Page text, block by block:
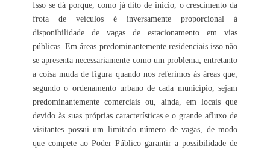
Isso se dá porque, como já dito de início, o crescimento da
frota de veículos é inversamente proporcional à
disponibilidade de vagas de estacionamento em vias
públicas. Em áreas predominantemente residenciais isso não
se apresenta necessariamente como um problema; entretanto
a coisa muda de figura quando nos referimos às áreas que,
segundo o ordenamento urbano de cada município, sejam
predominantemente comerciais ou, ainda, em locais que
devido às suas próprias características e o grande afluxo de
visitantes possui um limitado número de vagas, de modo
que compete ao Poder Público garantir a possibilidade de